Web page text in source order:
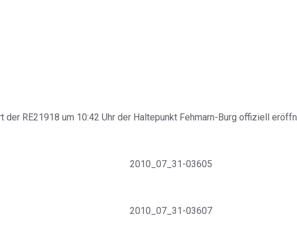
der RE21918 um 10:42 Uhr der Haltepunkt Fehmarn-Burg offiziell